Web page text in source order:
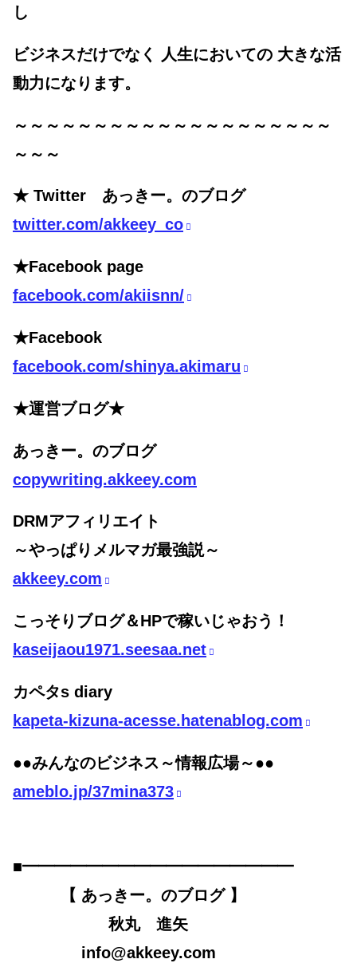
し
ビジネスだけでなく 人生においての 大きな活
動力になります。
～～～～～～～～～～～～～～～～～～～～
～～～
★ Twitter あっきー。のブログ
twitter.com/akkeey_co
★Facebook page
facebook.com/akiisnn/
★Facebook
facebook.com/shinya.akimaru
★運営ブログ★
あっきー。のブログ
copywriting.akkeey.com
DRMアフィリエイト
～やっぱりメルマガ最強説～
akkeey.com
こっそりブログ＆HPで稼いじゃおう！
kaseijaou1971.seesaa.net
カペタs diary
kapeta-kizuna-acesse.hatenablog.com
●●みんなのビジネス～情報広場～●●
ameblo.jp/37mina373
■━━━━━━━━━━━━━━━━━
【 あっきー。のブログ 】
秋丸 進矢
info@akkeey.com